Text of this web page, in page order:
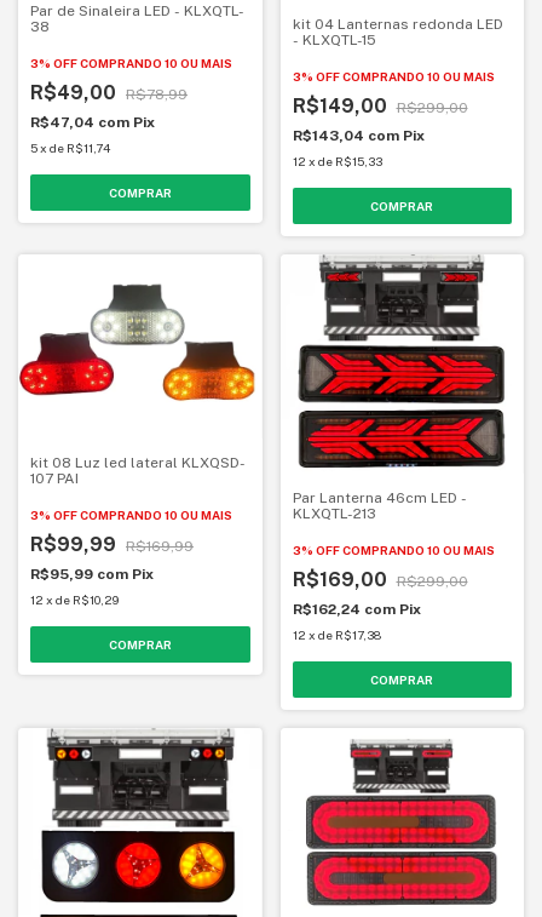
Par de Sinaleira LED - KLXQTL-
38
3% OFFCOMPRANDO 10 OU MAIS
R$49,00
R$78,99
R$47,04 com Pix
5x de R$11,74
kit 04 Lanternas redonda LED
- KLXQTL-15
3% OFF COMPRANDO 10 OU MAIS
R$149,00
R$299,00
R$143,04 com Pix
12 x de R$15,33
kit 08 Luz led lateral KLXQSD-
107 PAI
3% OFFCOMPRANDO 10 OU MAIS
R$99,99
R$169,99
R$95,99 com Pix
12 x de R$10,29
COMPRAR
Par Lanterna 46cm LED -
KLXQTL-213
3% OFF COMPRANDO 10 OU MAIS
R$169,00
R$299,00
R$162,24 com Pix
12 x de R$17,38